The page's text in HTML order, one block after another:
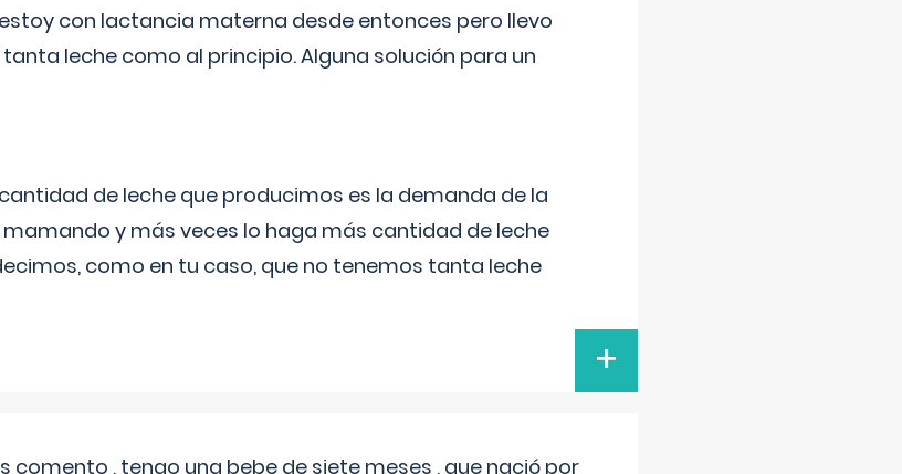
con lactancia materna desde entonces pero llevo
leche como al principio. Alguna solución para un
de leche que producimos es la demanda de la
y más veces lo haga más cantidad de leche
como en tu caso, que no tenemos tanta leche
+
comento , tengo una bebe de siete meses , que nació por